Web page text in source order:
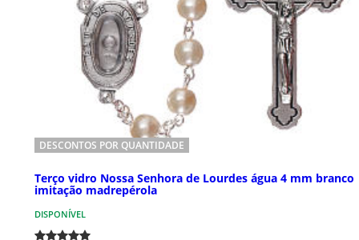
DESCONTOS POR QUANTIDADE
Terço vidro Nossa Senhora de Lourdes água 4 mm branco
imitação madrepérola
DISPONÍVEL